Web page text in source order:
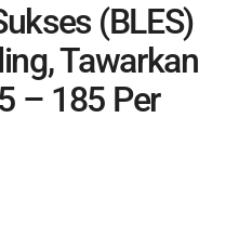
(BLES)
Tawarkan
– 185 Per